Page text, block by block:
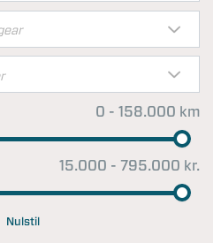
15.000 - 795.000 kr.
0 - 158.000 km
Nulstil